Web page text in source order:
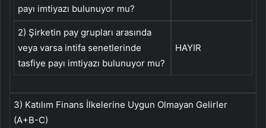
payı imtiyazı bulunuyor mu?
2) Şirketin pay grupları arasında
veya varsa intifa senetlerinde
tasfiye payı imtiyazı bulunuyor mu?
HAYIR
3) Katılım Finans İlkelerine Uygun Olmayan Gelirler
(A+B-C)